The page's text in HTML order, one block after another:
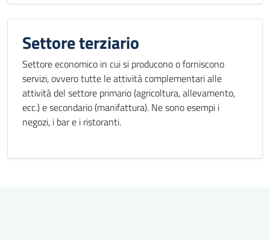
Settore terziario
Settore economico in cui si producono o forniscono
servizi, ovvero tutte le attività complementari alle
attività del settore primario (agricoltura, allevamento,
ecc.) e secondario (manifattura). Ne sono esempi i
negozi, i bar e i ristoranti.